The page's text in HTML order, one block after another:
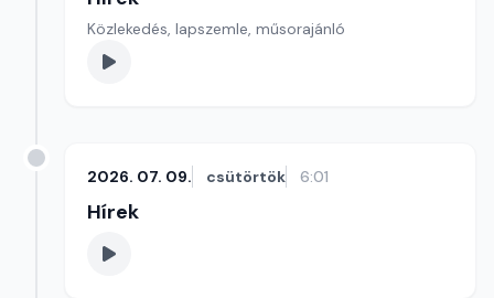
Közlekedés, lapszemle, műsorajánló
2026. 07. 09. csütörtök 6:01
Hírek